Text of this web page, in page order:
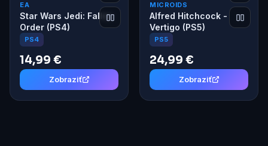
EA
Star Wars Jedi: Fallen
Order (PS4)
PS4
14,99 €
Zobraziť
MICROIDS
Alfred Hitchcock -
Vertigo (PS5)
PS5
24,99 €
Zobraziť